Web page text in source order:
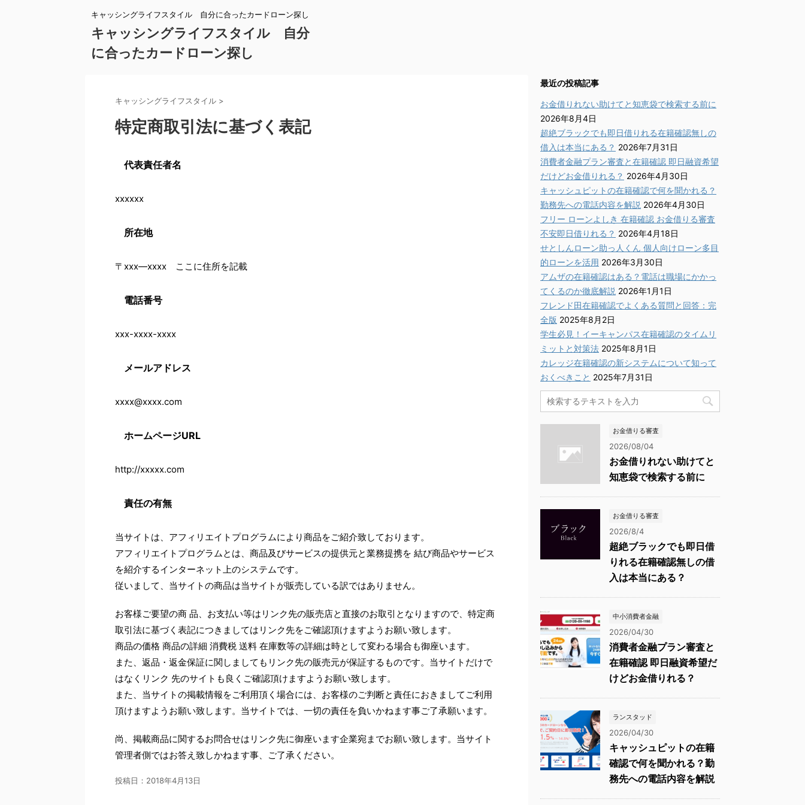
キャッシングライフスタイル 自分に合ったカードローン探し
キャッシングライフスタイル 自分
に合ったカードローン探し
キャッシングライフスタイル >
特定商取引法に基づく表記
代表責任者名
xxxxxx
所在地
〒xxx―xxxx ここに住所を記載
電話番号
xxx-xxxx-xxxx
メールアドレス
xxxx@xxxx.com
ホームページURL
http://xxxxx.com
責任の有無
当サイトは、アフィリエイトプログラムにより商品をご紹介致しております。
アフィリエイトプログラムとは、商品及びサービスの提供元と業務提携を 結び商品やサービス
を紹介するインターネット上のシステムです。
従いまして、当サイトの商品は当サイトが販売している訳ではありません。
お客様ご要望の商 品、お支払い等はリンク先の販売店と直接のお取引となりますので、特定商
取引法に基づく表記につきましてはリンク先をご確認頂けますようお願い致します。
商品の価格 商品の詳細 消費税 送料 在庫数等の詳細は時として変わる場合も御座います。
また、返品・返金保証に関しましてもリンク先の販売元が保証するものです。当サイトだけで
はなくリンク 先のサイトも良くご確認頂けますようお願い致します。
また、当サイトの掲載情報をご利用頂く場合には、お客様のご判断と責任におきましてご利用
頂けますようお願い致します。当サイトでは、一切の責任を負いかねます事ご了承願います。
尚、掲載商品に関するお問合せはリンク先に御座います企業宛までお願い致します。当サイト
管理者側ではお答え致しかねます事、ご了承ください。
投稿日： 2018年4月13日
最近の投稿記事
お金借りれない助けてと知恵袋で検索する前に
2026年8月4日
超絶ブラックでも即日借りれる在籍確認無しの
借入は本当にある？ 2026年7月31日
消費者金融プラン審査と在籍確認 即日融資希望
だけどお金借りれる？ 2026年4月30日
キャッシュピットの在籍確認で何を聞かれる？
勤務先への電話内容を解説 2026年4月30日
フリー ローンよしき 在籍確認 お金借りる審査
不安即日借りれる？ 2026年4月18日
せとしんローン助っ人くん 個人向けローン多目
的ローンを活用 2026年3月30日
アムザの在籍確認はある？電話は職場にかかっ
てくるのか徹底解説 2026年1月1日
フレンド田在籍確認でよくある質問と回答：完
全版 2025年8月2日
学生必見！イーキャンパス在籍確認のタイムリ
ミットと対策法 2025年8月1日
カレッジ在籍確認の新システムについて知って
おくべきこと 2025年7月31日
お金借りる審査
2026/08/04
お金借りれない助けてと
知恵袋で検索する前に
お金借りる審査
2026/8/4
超絶ブラックでも即日借
りれる在籍確認無しの借
入は本当にある？
中小消費者金融
2026/04/30
消費者金融プラン審査と
在籍確認 即日融資希望だ
けどお金借りれる？
ランスタッド
2026/04/30
キャッシュピットの在籍
確認で何を聞かれる？勤
務先への電話内容を解説